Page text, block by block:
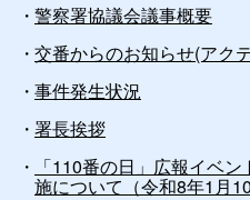
警察署協議会議事概要
交番からのお知らせ(アク
事件発生状況
署長挨拶
「110番の日」広報イベ
施について（令和8年1月10